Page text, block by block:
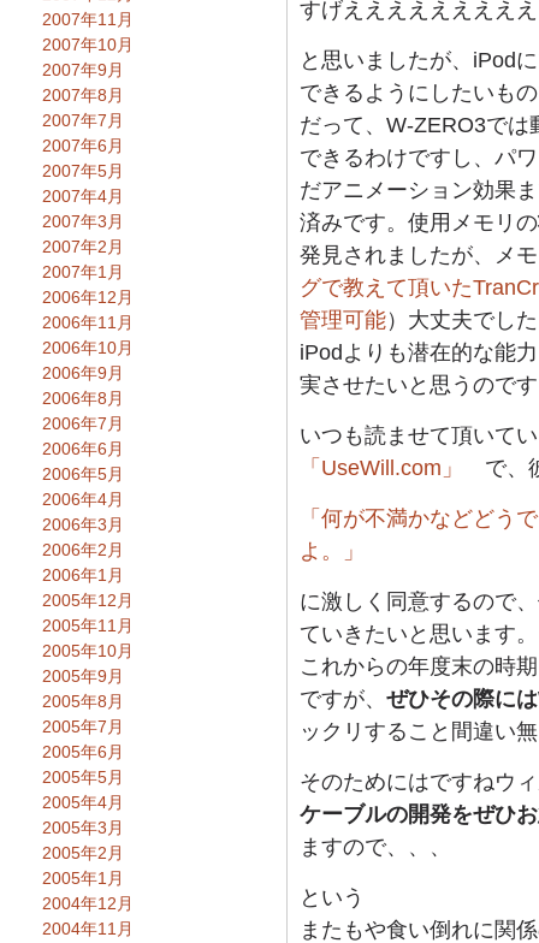
すげえええええええええ
と思いましたが、iPod
できるようにしたいも
だって、W-ZERO3で
できるわけですし、パ
だアニメーション効果
済みです。使用メモリ
発見されましたが、メ
グで教えて頂いた
管理可能）大丈夫でし
iPodよりも潜在的な能
実させたいと思うので
いつも読ませて頂いて
「UseWill.com」
で、
「何が不満かなどどう
よ。」
に激しく同意するので
ていきたいと思います。
これからの年度末の時
ですが、 ぜひその際に
ックリすること間違い
そのためにはですねウ
ケーブルの開発をぜひ
ますので、、、
という
またもや食い倒れに関
2007年11月
2007年10月
2007年9月
2007年8月
2007年7月
2007年6月
2007年5月
2007年4月
2007年3月
2007年2月
2007年1月
2006年12月
2006年11月
2006年10月
2006年9月
2006年8月
2006年7月
2006年6月
2006年5月
2006年4月
2006年3月
2006年2月
2006年1月
2005年12月
2005年11月
2005年10月
2005年9月
2005年8月
2005年7月
2005年6月
2005年5月
2005年4月
2005年3月
2005年2月
2005年1月
2004年12月
2004年11月